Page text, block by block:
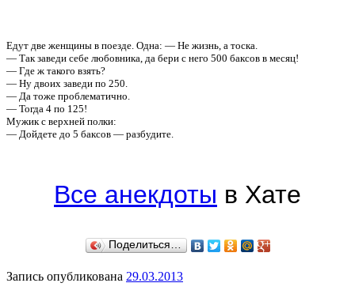
Едут две женщины в поезде. Одна: — Не жизнь, а тоска.
— Так заведи себе любовника, да бери с него 500 баксов в месяц!
— Где ж такого взять?
— Ну двоих заведи по 250.
— Да тоже проблематично.
— Тогда 4 по 125!
Мужик с верхней полки:
— Дойдете до 5 баксов — разбудите.
Все анекдоты в Хате
Поделиться…
Запись опубликована 29.03.2013